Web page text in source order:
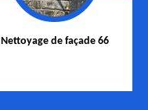
Nettoyage de façade 66